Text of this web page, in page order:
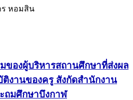
ร หอมสิน
ของผู้บริหารสถานศึกษาที่ส่งผล
งานของครู สังกัดสำนักงาน
ถมศึกษาบึงกาฬ